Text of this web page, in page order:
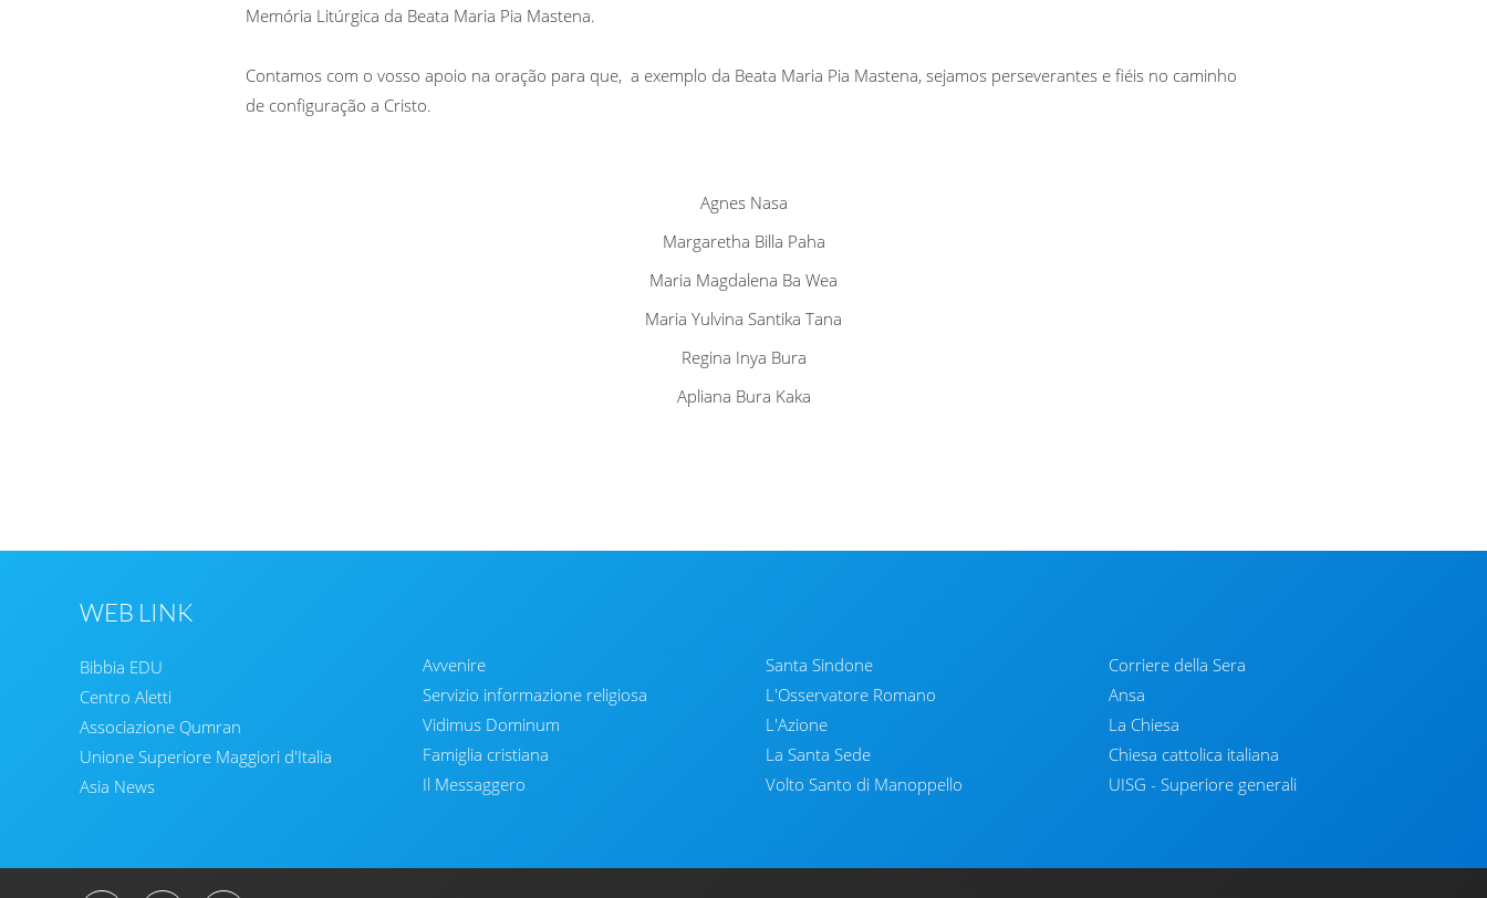
Memória Litúrgica da Beata Maria Pia Mastena.
Contamos com o vosso apoio na oração para que, a exemplo da Beata Maria Pia Mastena, sejamos perseverantes e fiéis no caminho
de configuração a Cristo.
Agnes Nasa
Margaretha Billa Paha
Maria Magdalena Ba Wea
Maria Yulvina Santika Tana
Regina Inya Bura
Apliana Bura Kaka
WEB LINK
Bibbia EDU
Centro Aletti
Associazione Qumran
Unione Superiore Maggiori d'Italia
Asia News
Avvenire
Servizio informazione religiosa
Vidimus Dominum
Famiglia cristiana
Il Messaggero
Santa Sindone
L'Osservatore Romano
L'Azione
La Santa Sede
Volto Santo di Manoppello
Corriere della Sera
Ansa
La Chiesa
Chiesa cattolica italiana
UISG - Superiore generali